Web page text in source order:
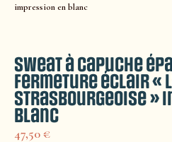
impression en blanc
Sweat à capuche
fermeture éclair «
Strasbourgeoise »
blanc
47,50€